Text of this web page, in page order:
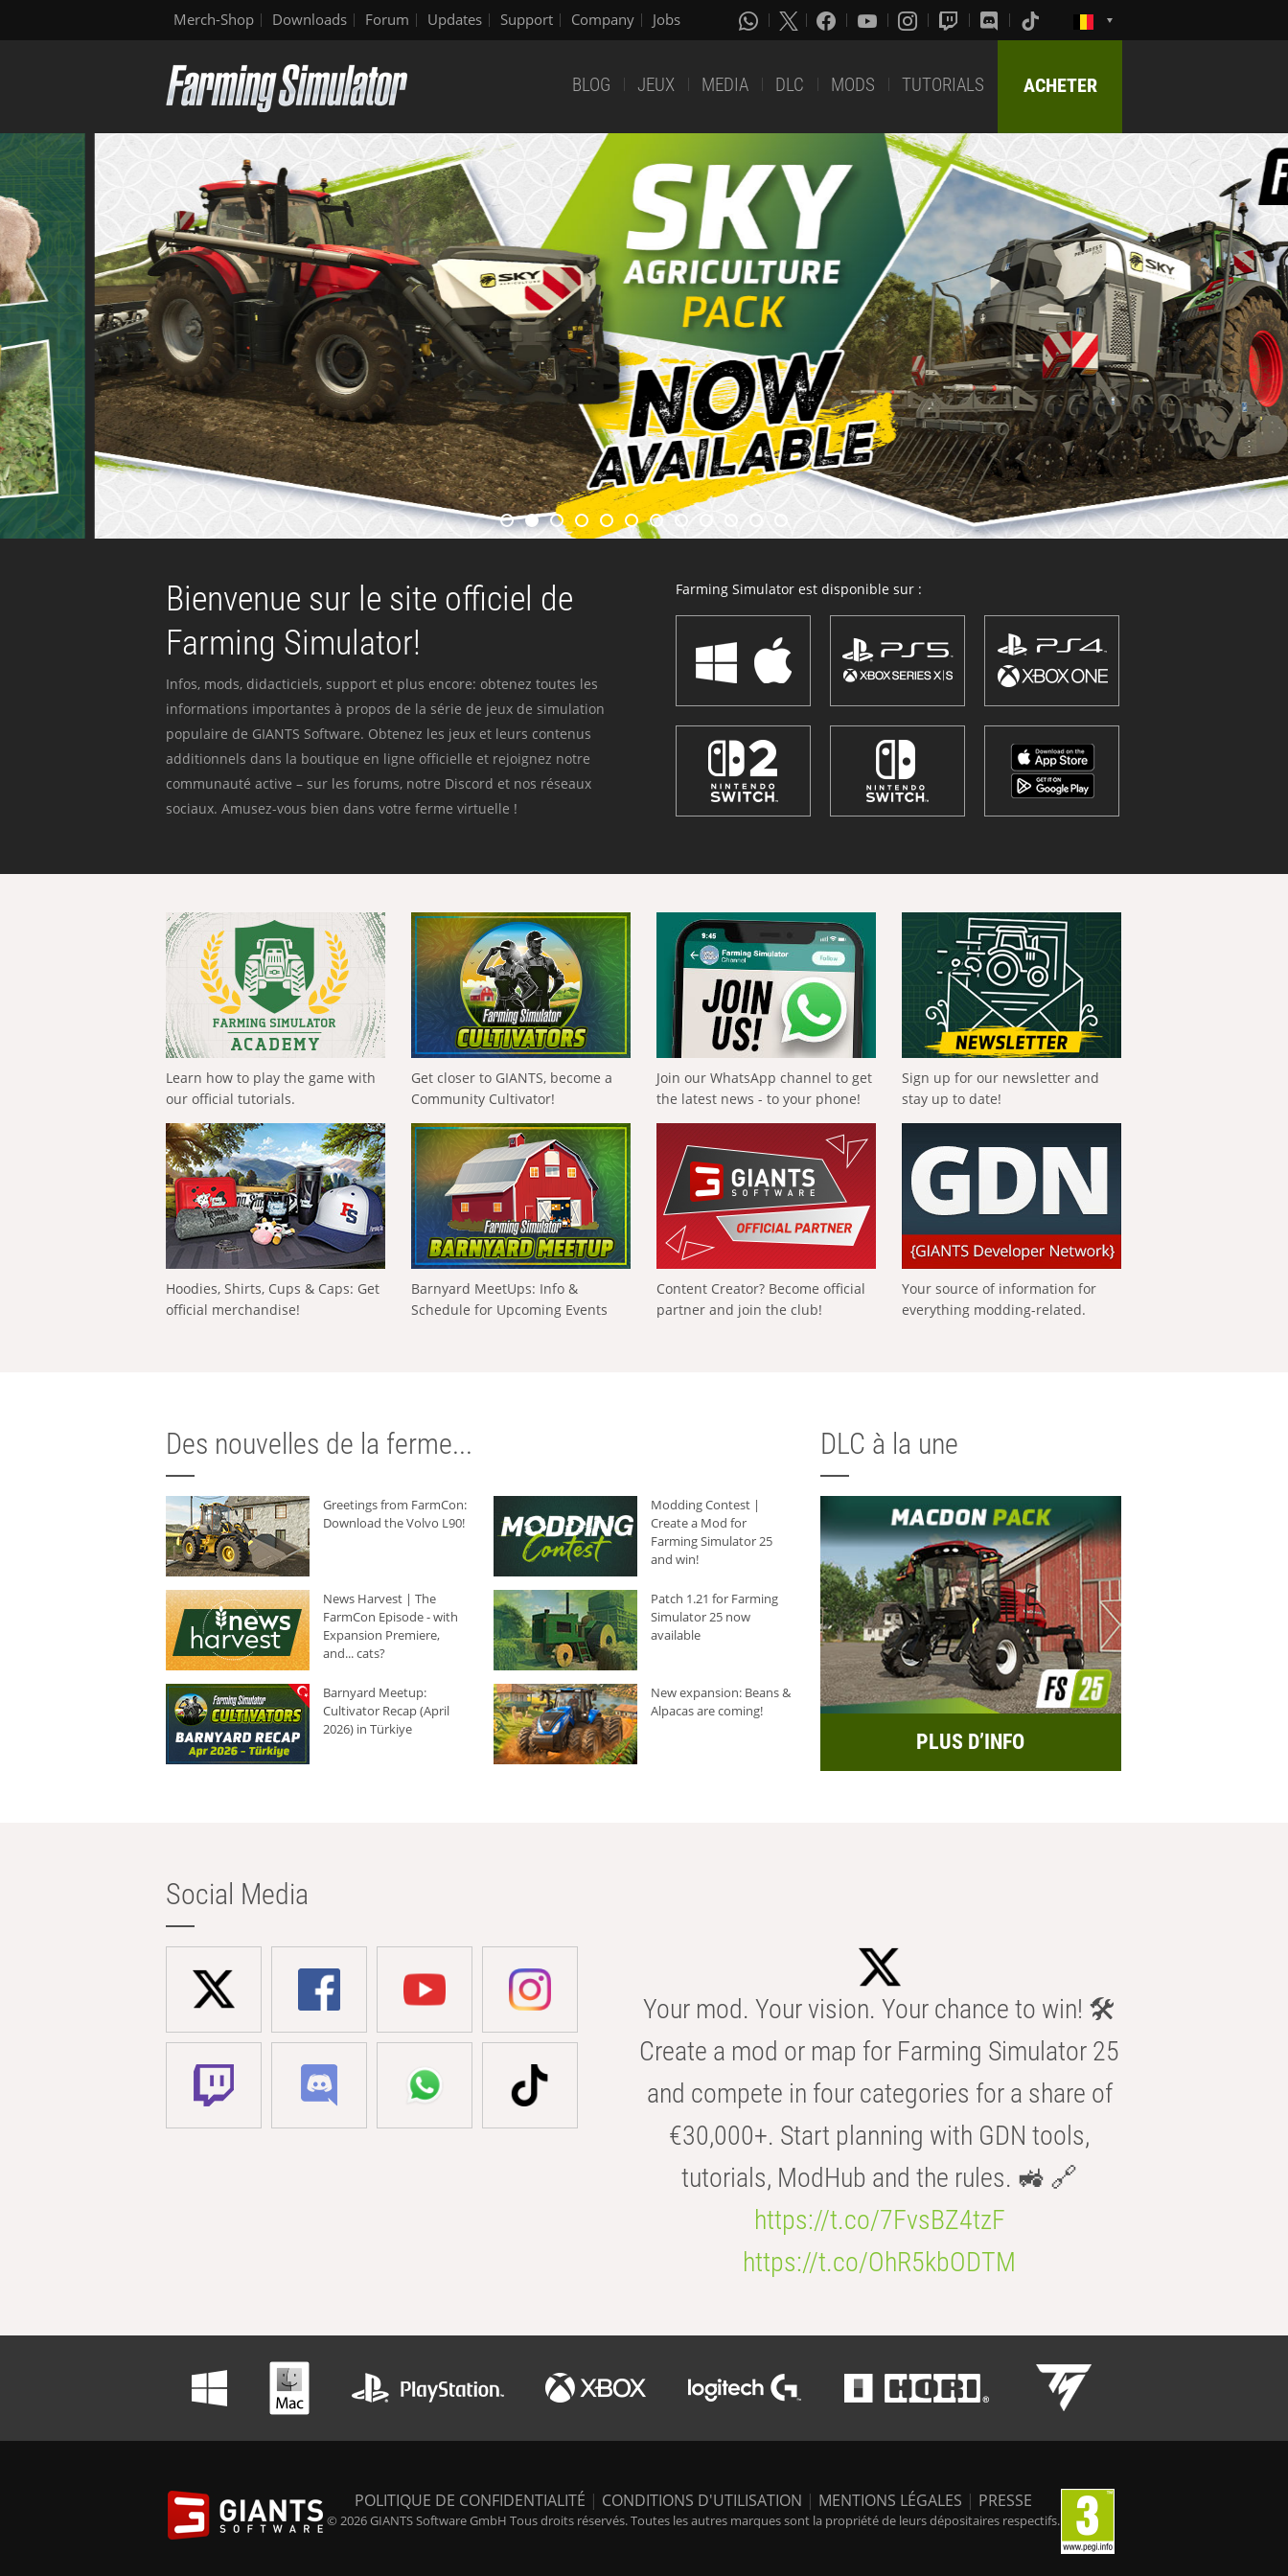
Merch-Shop Downloads Forum Updates Support Company Jobs
BLOG JEUX MEDIA DLC MODS TUTORIALS ACHETER
Bienvenue sur le site officiel de
Farming Simulator!
Infos, mods, didacticiels, support et plus encore: obtenez toutes les
informations importantes à propos de la série de jeux de simulation
populaire de GIANTS Software. Obtenez les jeux et leurs contenus
additionnels dans la boutique en ligne officielle et rejoignez notre
communauté active – sur les forums, notre Discord et nos réseaux
sociaux. Amusez-vous bien dans votre ferme virtuelle !
Farming Simulator est disponible sur :
Learn how to play the game with
our official tutorials.
Get closer to GIANTS, become a
Community Cultivator!
Join our WhatsApp channel to get
the latest news - to your phone!
Sign up for our newsletter and
stay up to date!
Hoodies, Shirts, Cups & Caps: Get
official merchandise!
Barnyard MeetUps: Info &
Schedule for Upcoming Events
Content Creator? Become official
partner and join the club!
Your source of information for
everything modding-related.
Des nouvelles de la ferme...
Greetings from FarmCon:
Download the Volvo L90!
Modding Contest |
Create a Mod for
Farming Simulator 25
and win!
News Harvest | The
FarmCon Episode - with
Expansion Premiere,
and... cats?
Patch 1.21 for Farming
Simulator 25 now
available
Barnyard Meetup:
Cultivator Recap (April
2026) in Türkiye
New expansion: Beans &
Alpacas are coming!
DLC à la une
PLUS D’INFO
Social Media
Your mod. Your vision. Your chance to win! 🛠️
Create a mod or map for Farming Simulator 25
and compete in four categories for a share of
€30,000+. Start planning with GDN tools,
tutorials, ModHub and the rules. 🚜 🔗
https://t.co/7FvsBZ4tzF
https://t.co/OhR5kbODTM
POLITIQUE DE CONFIDENTIALITÉ | CONDITIONS D'UTILISATION | MENTIONS LÉGALES | PRESSE
© 2026 GIANTS Software GmbH Tous droits réservés. Toutes les autres marques sont la propriété de leurs dépositaires respectifs.